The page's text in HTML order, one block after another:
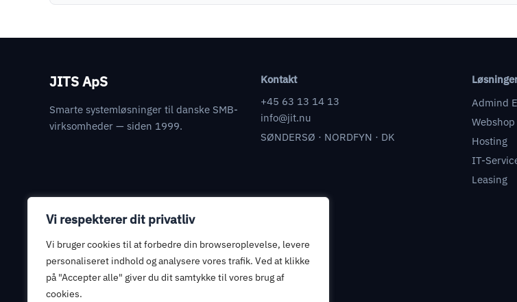
Vi respekterer dit privatliv
Vi bruger cookies til at forbedre din browseroplevelse, levere
personaliseret indhold og analysere vores trafik. Ved at klikke
på "Accepter alle" giver du dit samtykke til vores brug af
cookies.
JITS ApS
Smarte systemløsninger til danske SMB-
virksomheder — siden 1999.
Kontakt
+45 63 13 14 13
info@jit.nu
SØNDERSØ · NORDFYN · DK
Admind
Webshop
Hosting
IT-
Leasing
Juridisk
Databehandleraftale
Informationssikkerhed
Privatlivspolitik